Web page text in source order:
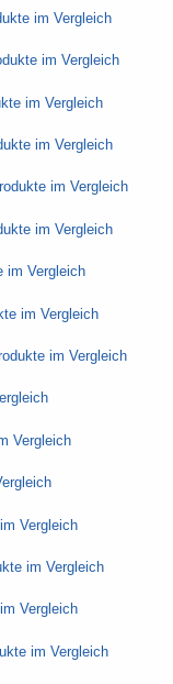
im Vergleich
im Vergleich
im Vergleich
im Vergleich
im Vergleich
im Vergleich
im Vergleich
im Vergleich
im Vergleich
Vergleich
Vergleich
im Vergleich
Vergleich
im Vergleich